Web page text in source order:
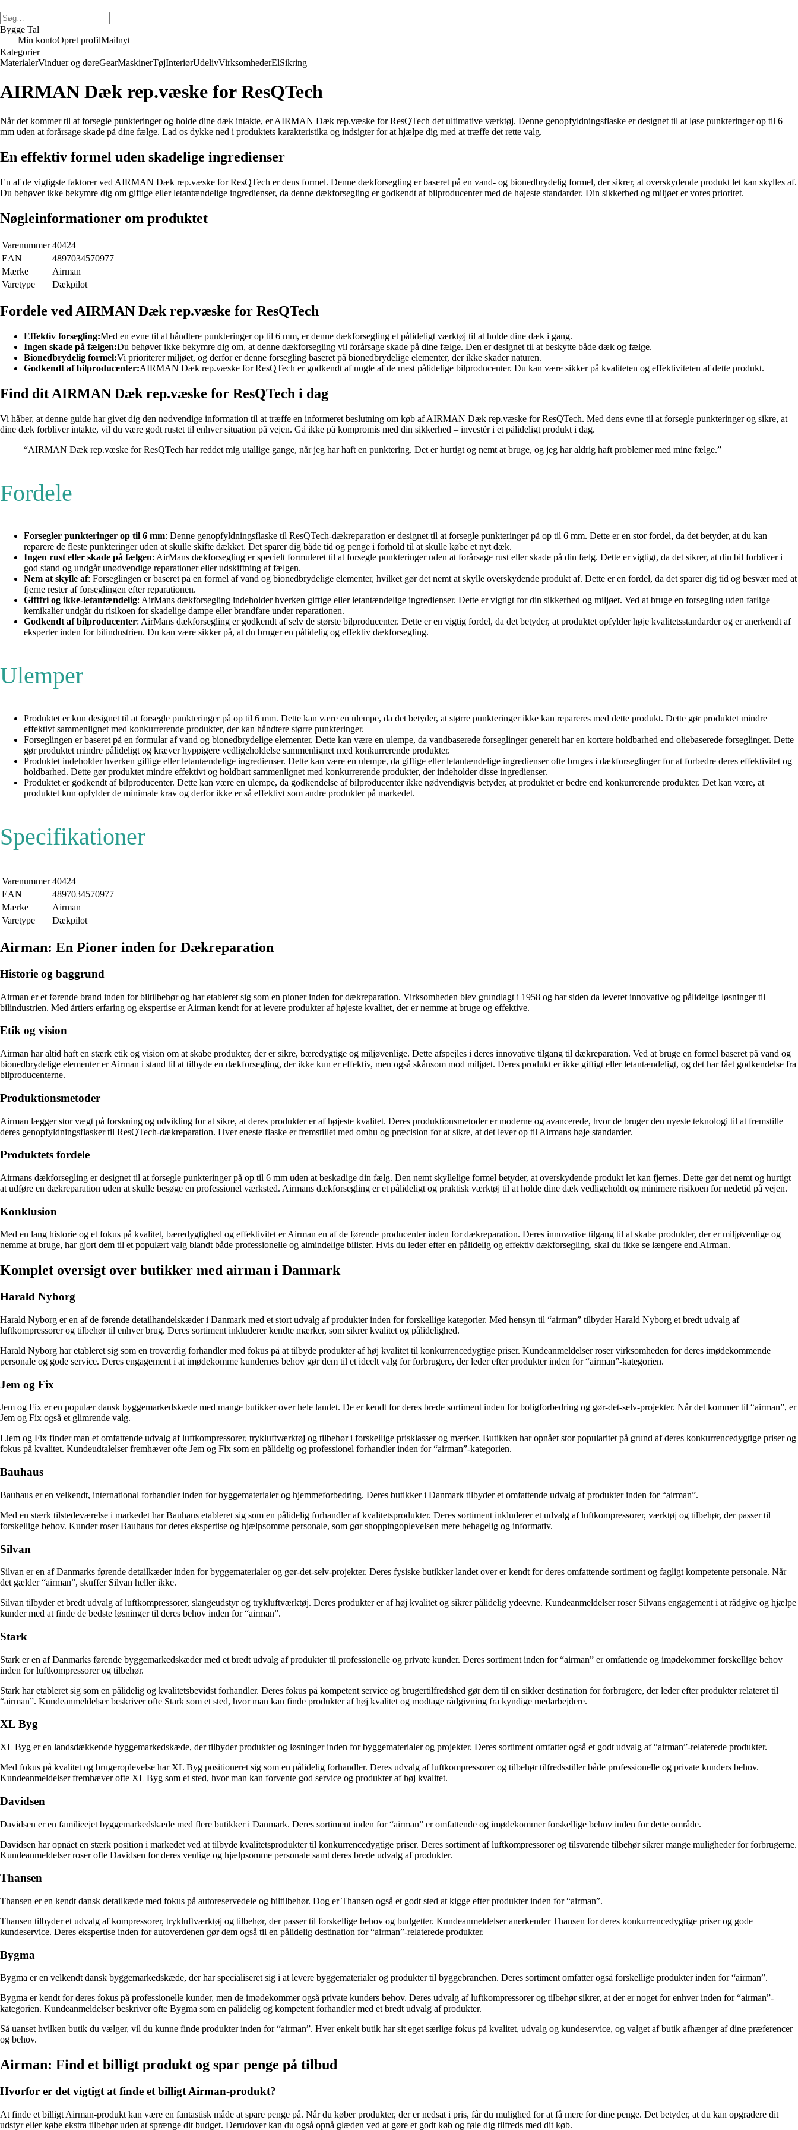
Bygge Tal
Min kontoOpret profilMailnyt
Kategorier
MaterialerVinduer og døreGearMaskinerTøjInteriørUdelivVirksomhederElSikring
AIRMAN Dæk rep.væske for ResQTech
Når det kommer til at forsegle punkteringer og holde dine dæk intakte, er AIRMAN Dæk rep.væske for ResQTech det ultimative værktøj. Denne genopfyldningsflaske er designet til at løse punkteringer op til 6
mm uden at forårsage skade på dine fælge. Lad os dykke ned i produktets karakteristika og indsigter for at hjælpe dig med at træffe det rette valg.
En effektiv formel uden skadelige ingredienser
En af de vigtigste faktorer ved AIRMAN Dæk rep.væske for ResQTech er dens formel. Denne dækforsegling er baseret på en vand- og bionedbrydelig formel, der sikrer, at overskydende produkt let kan skylles af.
Du behøver ikke bekymre dig om giftige eller letantændelige ingredienser, da denne dækforsegling er godkendt af bilproducenter med de højeste standarder. Din sikkerhed og miljøet er vores prioritet.
Nøgleinformationer om produktet
Varenummer 40424
EAN
4897034570977
Mærke
Airman
Varetype
Dækpilot
Fordele ved AIRMAN Dæk rep.væske for ResQTech
Effektiv forsegling:Med en evne til at håndtere punkteringer op til 6 mm, er denne dækforsegling et pålideligt værktøj til at holde dine dæk i gang.
Ingen skade på fælgen:Du behøver ikke bekymre dig om, at denne dækforsegling vil forårsage skade på dine fælge. Den er designet til at beskytte både dæk og fælge.
Bionedbrydelig formel:Vi prioriterer miljøet, og derfor er denne forsegling baseret på bionedbrydelige elementer, der ikke skader naturen.
Godkendt af bilproducenter:AIRMAN Dæk rep.væske for ResQTech er godkendt af nogle af de mest pålidelige bilproducenter. Du kan være sikker på kvaliteten og effektiviteten af ​​dette produkt.
Find dit AIRMAN Dæk rep.væske for ResQTech i dag
Vi håber, at denne guide har givet dig den nødvendige information til at træffe en informeret beslutning om køb af AIRMAN Dæk rep.væske for ResQTech. Med dens evne til at forsegle punkteringer og sikre, at
dine dæk forbliver intakte, vil du være godt rustet til enhver situation på vejen. Gå ikke på kompromis med din sikkerhed – investér i et pålideligt produkt i dag.
“AIRMAN Dæk rep.væske for ResQTech har reddet mig utallige gange, når jeg har haft en punktering. Det er hurtigt og nemt at bruge, og jeg har aldrig haft problemer med mine fælge.”
Fordele
Forsegler punkteringer op til 6 mm: Denne genopfyldningsflaske til ResQTech-dækreparation er designet til at forsegle punkteringer på op til 6 mm. Dette er en stor fordel, da det betyder, at du kan
reparere de fleste punkteringer uden at skulle skifte dækket. Det sparer dig både tid og penge i forhold til at skulle købe et nyt dæk.
Ingen rust eller skade på fælgen: AirMans dækforsegling er specielt formuleret til at forsegle punkteringer uden at forårsage rust eller skade på din fælg. Dette er vigtigt, da det sikrer, at din bil forbliver i
god stand og undgår unødvendige reparationer eller udskiftning af fælgen.
Nem at skylle af: Forseglingen er baseret på en formel af vand og bionedbrydelige elementer, hvilket gør det nemt at skylle overskydende produkt af. Dette er en fordel, da det sparer dig tid og besvær med at
fjerne rester af forseglingen efter reparationen.
Giftfri og ikke-letantændelig: AirMans dækforsegling indeholder hverken giftige eller letantændelige ingredienser. Dette er vigtigt for din sikkerhed og miljøet. Ved at bruge en forsegling uden farlige
kemikalier undgår du risikoen for skadelige dampe eller brandfare under reparationen.
Godkendt af bilproducenter: AirMans dækforsegling er godkendt af selv de største bilproducenter. Dette er en vigtig fordel, da det betyder, at produktet opfylder høje kvalitetsstandarder og er anerkendt af
eksperter inden for bilindustrien. Du kan være sikker på, at du bruger en pålidelig og effektiv dækforsegling.
Ulemper
Produktet er kun designet til at forsegle punkteringer på op til 6 mm. Dette kan være en ulempe, da det betyder, at større punkteringer ikke kan repareres med dette produkt. Dette gør produktet mindre
effektivt sammenlignet med konkurrerende produkter, der kan håndtere større punkteringer.
Forseglingen er baseret på en formular af vand og bionedbrydelige elementer. Dette kan være en ulempe, da vandbaserede forseglinger generelt har en kortere holdbarhed end oliebaserede forseglinger. Dette
gør produktet mindre pålideligt og kræver hyppigere vedligeholdelse sammenlignet med konkurrerende produkter.
Produktet indeholder hverken giftige eller letantændelige ingredienser. Dette kan være en ulempe, da giftige eller letantændelige ingredienser ofte bruges i dækforseglinger for at forbedre deres effektivitet og
holdbarhed. Dette gør produktet mindre effektivt og holdbart sammenlignet med konkurrerende produkter, der indeholder disse ingredienser.
Produktet er godkendt af bilproducenter. Dette kan være en ulempe, da godkendelse af bilproducenter ikke nødvendigvis betyder, at produktet er bedre end konkurrerende produkter. Det kan være, at
produktet kun opfylder de minimale krav og derfor ikke er så effektivt som andre produkter på markedet.
Specifikationer
Varenummer 40424
EAN
4897034570977
Mærke
Airman
Varetype
Dækpilot
Airman: En Pioner inden for Dækreparation
Historie og baggrund
Airman er et førende brand inden for biltilbehør og har etableret sig som en pioner inden for dækreparation. Virksomheden blev grundlagt i 1958 og har siden da leveret innovative og pålidelige løsninger til
bilindustrien. Med årtiers erfaring og ekspertise er Airman kendt for at levere produkter af højeste kvalitet, der er nemme at bruge og effektive.
Etik og vision
Airman har altid haft en stærk etik og vision om at skabe produkter, der er sikre, bæredygtige og miljøvenlige. Dette afspejles i deres innovative tilgang til dækreparation. Ved at bruge en formel baseret på vand og
bionedbrydelige elementer er Airman i stand til at tilbyde en dækforsegling, der ikke kun er effektiv, men også skånsom mod miljøet. Deres produkt er ikke giftigt eller letantændeligt, og det har fået godkendelse fra
bilproducenterne.
Produktionsmetoder
Airman lægger stor vægt på forskning og udvikling for at sikre, at deres produkter er af højeste kvalitet. Deres produktionsmetoder er moderne og avancerede, hvor de bruger den nyeste teknologi til at fremstille
deres genopfyldningsflasker til ResQTech-dækreparation. Hver eneste flaske er fremstillet med omhu og præcision for at sikre, at det lever op til Airmans høje standarder.
Produktets fordele
Airmans dækforsegling er designet til at forsegle punkteringer på op til 6 mm uden at beskadige din fælg. Den nemt skyllelige formel betyder, at overskydende produkt let kan fjernes. Dette gør det nemt og hurtigt
at udføre en dækreparation uden at skulle besøge en professionel værksted. Airmans dækforsegling er et pålideligt og praktisk værktøj til at holde dine dæk vedligeholdt og minimere risikoen for nedetid på vejen.
Konklusion
Med en lang historie og et fokus på kvalitet, bæredygtighed og effektivitet er Airman en af de førende producenter inden for dækreparation. Deres innovative tilgang til at skabe produkter, der er miljøvenlige og
nemme at bruge, har gjort dem til et populært valg blandt både professionelle og almindelige bilister. Hvis du leder efter en pålidelig og effektiv dækforsegling, skal du ikke se længere end Airman.
Komplet oversigt over butikker med airman i Danmark
Harald Nyborg
Harald Nyborg er en af de førende detailhandelskæder i Danmark med et stort udvalg af produkter inden for forskellige kategorier. Med hensyn til “airman” tilbyder Harald Nyborg et bredt udvalg af
luftkompressorer og tilbehør til enhver brug. Deres sortiment inkluderer kendte mærker, som sikrer kvalitet og pålidelighed.
Harald Nyborg har etableret sig som en troværdig forhandler med fokus på at tilbyde produkter af høj kvalitet til konkurrencedygtige priser. Kundeanmeldelser roser virksomheden for deres imødekommende
personale og gode service. Deres engagement i at imødekomme kundernes behov gør dem til et ideelt valg for forbrugere, der leder efter produkter inden for “airman”-kategorien.
Jem og Fix
Jem og Fix er en populær dansk byggemarkedskæde med mange butikker over hele landet. De er kendt for deres brede sortiment inden for boligforbedring og gør-det-selv-projekter. Når det kommer til “airman”, er
Jem og Fix også et glimrende valg.
I Jem og Fix finder man et omfattende udvalg af luftkompressorer, trykluftværktøj og tilbehør i forskellige prisklasser og mærker. Butikken har opnået stor popularitet på grund af deres konkurrencedygtige priser og
fokus på kvalitet. Kundeudtalelser fremhæver ofte Jem og Fix som en pålidelig og professionel forhandler inden for “airman”-kategorien.
Bauhaus
Bauhaus er en velkendt, international forhandler inden for byggematerialer og hjemmeforbedring. Deres butikker i Danmark tilbyder et omfattende udvalg af produkter inden for “airman”.
Med en stærk tilstedeværelse i markedet har Bauhaus etableret sig som en pålidelig forhandler af kvalitetsprodukter. Deres sortiment inkluderer et udvalg af luftkompressorer, værktøj og tilbehør, der passer til
forskellige behov. Kunder roser Bauhaus for deres ekspertise og hjælpsomme personale, som gør shoppingoplevelsen mere behagelig og informativ.
Silvan
Silvan er en af Danmarks førende detailkæder inden for byggematerialer og gør-det-selv-projekter. Deres fysiske butikker landet over er kendt for deres omfattende sortiment og fagligt kompetente personale. Når
det gælder “airman”, skuffer Silvan heller ikke.
Silvan tilbyder et bredt udvalg af luftkompressorer, slangeudstyr og trykluftværktøj. Deres produkter er af høj kvalitet og sikrer pålidelig ydeevne. Kundeanmeldelser roser Silvans engagement i at rådgive og hjælpe
kunder med at finde de bedste løsninger til deres behov inden for “airman”.
Stark
Stark er en af Danmarks førende byggemarkedskæder med et bredt udvalg af produkter til professionelle og private kunder. Deres sortiment inden for “airman” er omfattende og imødekommer forskellige behov
inden for luftkompressorer og tilbehør.
Stark har etableret sig som en pålidelig og kvalitetsbevidst forhandler. Deres fokus på kompetent service og brugertilfredshed gør dem til en sikker destination for forbrugere, der leder efter produkter relateret til
“airman”. Kundeanmeldelser beskriver ofte Stark som et sted, hvor man kan finde produkter af høj kvalitet og modtage rådgivning fra kyndige medarbejdere.
XL Byg
XL Byg er en landsdækkende byggemarkedskæde, der tilbyder produkter og løsninger inden for byggematerialer og projekter. Deres sortiment omfatter også et godt udvalg af “airman”-relaterede produkter.
Med fokus på kvalitet og brugeroplevelse har XL Byg positioneret sig som en pålidelig forhandler. Deres udvalg af luftkompressorer og tilbehør tilfredsstiller både professionelle og private kunders behov.
Kundeanmeldelser fremhæver ofte XL Byg som et sted, hvor man kan forvente god service og produkter af høj kvalitet.
Davidsen
Davidsen er en familieejet byggemarkedskæde med flere butikker i Danmark. Deres sortiment inden for “airman” er omfattende og imødekommer forskellige behov inden for dette område.
Davidsen har opnået en stærk position i markedet ved at tilbyde kvalitetsprodukter til konkurrencedygtige priser. Deres sortiment af luftkompressorer og tilsvarende tilbehør sikrer mange muligheder for forbrugerne.
Kundeanmeldelser roser ofte Davidsen for deres venlige og hjælpsomme personale samt deres brede udvalg af produkter.
Thansen
Thansen er en kendt dansk detailkæde med fokus på autoreservedele og biltilbehør. Dog er Thansen også et godt sted at kigge efter produkter inden for “airman”.
Thansen tilbyder et udvalg af kompressorer, trykluftværktøj og tilbehør, der passer til forskellige behov og budgetter. Kundeanmeldelser anerkender Thansen for deres konkurrencedygtige priser og gode
kundeservice. Deres ekspertise inden for autoverdenen gør dem også til en pålidelig destination for “airman”-relaterede produkter.
Bygma
Bygma er en velkendt dansk byggemarkedskæde, der har specialiseret sig i at levere byggematerialer og produkter til byggebranchen. Deres sortiment omfatter også forskellige produkter inden for “airman”.
Bygma er kendt for deres fokus på professionelle kunder, men de imødekommer også private kunders behov. Deres udvalg af luftkompressorer og tilbehør sikrer, at der er noget for enhver inden for “airman”-
kategorien. Kundeanmeldelser beskriver ofte Bygma som en pålidelig og kompetent forhandler med et bredt udvalg af produkter.
Så uanset hvilken butik du vælger, vil du kunne finde produkter inden for “airman”. Hver enkelt butik har sit eget særlige fokus på kvalitet, udvalg og kundeservice, og valget af butik afhænger af dine præferencer
og behov.
Airman: Find et billigt produkt og spar penge på tilbud
Hvorfor er det vigtigt at finde et billigt Airman-produkt?
At finde et billigt Airman-produkt kan være en fantastisk måde at spare penge på. Når du køber produkter, der er nedsat i pris, får du mulighed for at få mere for dine penge. Det betyder, at du kan opgradere dit
udstyr eller købe ekstra tilbehør uden at sprænge dit budget. Derudover kan du også opnå glæden ved at gøre et godt køb og føle dig tilfreds med dit køb.